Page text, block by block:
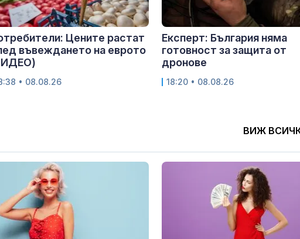
Цените растат
въвеждането на еврото
• 08.08.26
Експерт: България няма
готовност за защита от
дронове
18:20 • 08.08.26
ВИЖ